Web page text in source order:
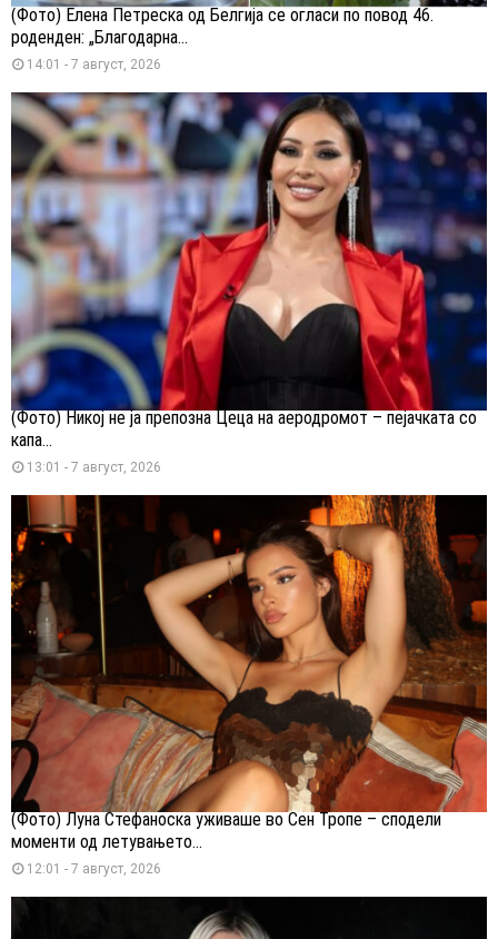
(Фото) Елена Петреска од Белгија се огласи по повод 46.
роденден: „Благодарна...
14:01 - 7 август, 2026
(Фото) Никој не ја препозна Цеца на аеродромот – пејачката со
капа...
13:01 - 7 август, 2026
(Фото) Луна Стефаноска уживаше во Сен Тропе – сподели
моменти од летувањето...
12:01 - 7 август, 2026